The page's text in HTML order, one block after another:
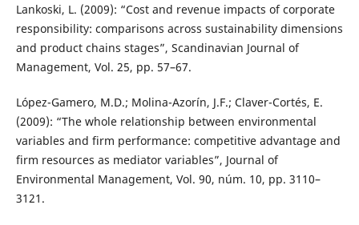
Lankoski, L. (2009): “Cost and revenue impacts of corporate
responsibility: comparisons across sustainability dimensions
and product chains stages”, Scandinavian Journal of
Management, Vol. 25, pp. 57–67.
López-Gamero, M.D.; Molina-Azorín, J.F.; Claver-Cortés, E.
(2009): “The whole relationship between environmental
variables and firm performance: competitive advantage and
firm resources as mediator variables”, Journal of
Environmental Management, Vol. 90, núm. 10, pp. 3110–
3121.